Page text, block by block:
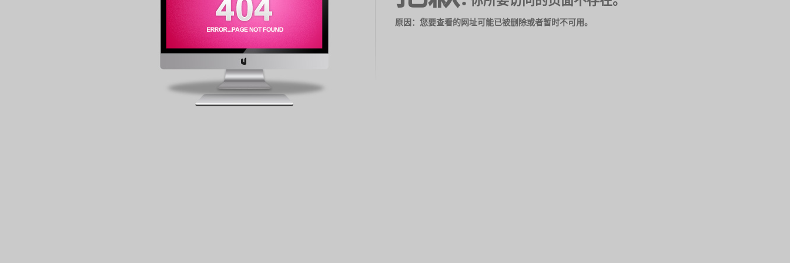
原因：您要查看的网址可能已被删除或者暂时不可用。